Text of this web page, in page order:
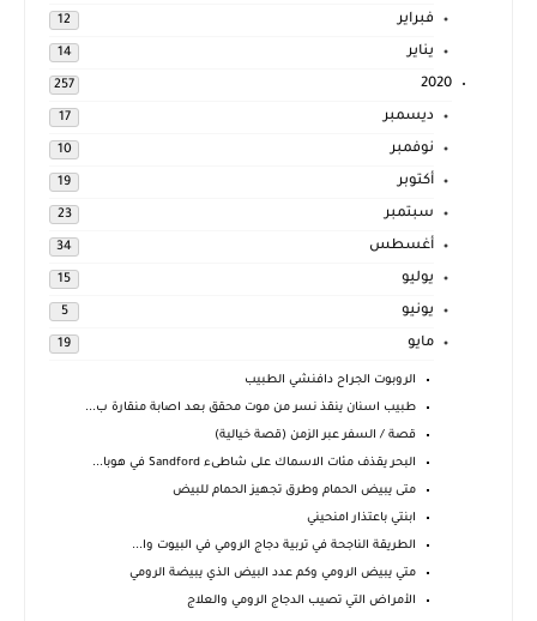
فبراير 12
يناير 14
2020
257
ديسمبر 17
نوفمبر 10
أكتوبر 19
سبتمبر 23
أغسطس 34
يوليو 15
يونيو 5
مايو 19
الروبوت الجراح دافنشي الطبيب
طبيب اسنان ينقذ نسر من موت محقق بعد اصابة منقارة ب...
قصة / السفر عبر الزمن (قصة خيالية)
البحر يقذف مئات الاسماك على شاطىء Sandford في هوبا...
متى يبيض الحمام وطرق تجهيز الحمام للبيض
ابنتي باعتذار امنحيني
الطريقة الناجحة في تربية دجاج الرومي في البيوت وا...
متي يبيض الرومي وكم عدد البيض الذي يبيضة الرومي
الأمراض التي تصيب الدجاج الرومي والعلاج